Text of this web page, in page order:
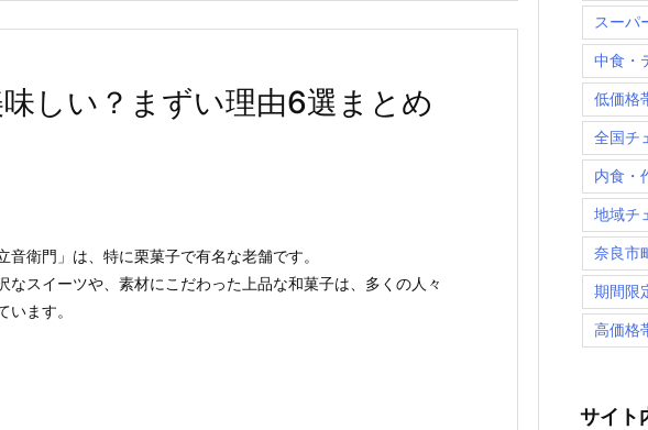
しい？まずい理由6選まとめ
音衛門」は、特に栗菓子で有名な老舗です。
なスイーツや、素材にこだわった上品な和菓子は、多くの人々
います。
スーパ
中食・
低価格
全国チ
内食・
地域チ
奈良市
期間限
高価格
サイト